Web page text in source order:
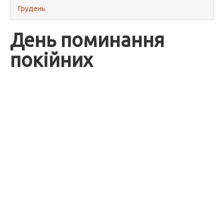
Грудень
День поминання
покійних